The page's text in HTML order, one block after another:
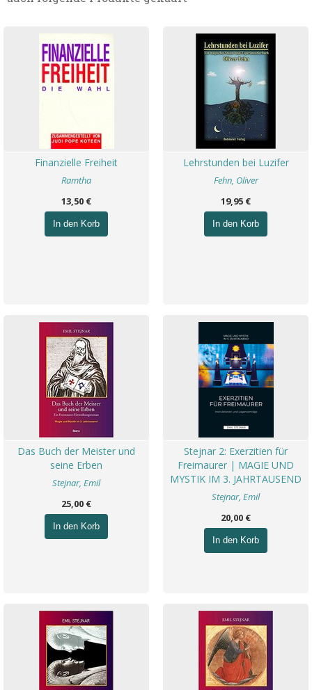
Finanzielle Freiheit
Ramtha
13,50 €
In den Korb
Lehrstunden bei Luzifer
Fehn, Oliver
19,95 €
In den Korb
Das Buch der Meister und
seine Erben
Stejnar, Emil
25,00 €
In den Korb
Stejnar 2: Exerzitien für
Freimaurer | MAGIE UND
MYSTIK IM 3. JAHRTAUSEND
Stejnar, Emil
20,00 €
In den Korb